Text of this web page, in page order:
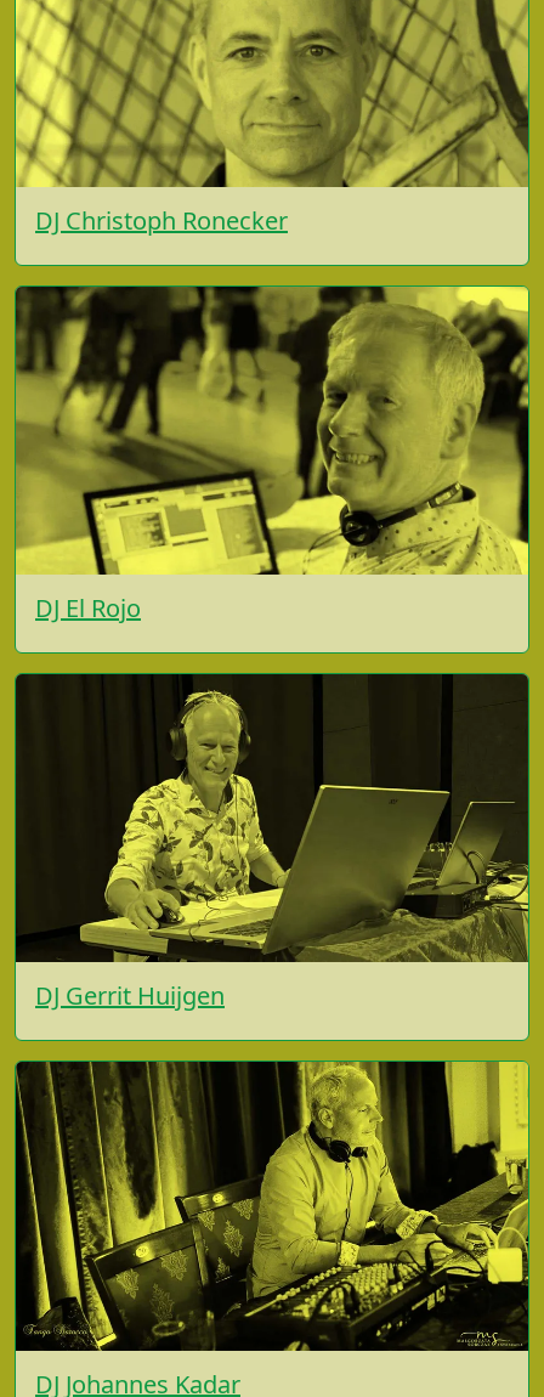
DJ Christoph Ronecker
DJ El Rojo
DJ Gerrit Huijgen
DJ Johannes Kadar